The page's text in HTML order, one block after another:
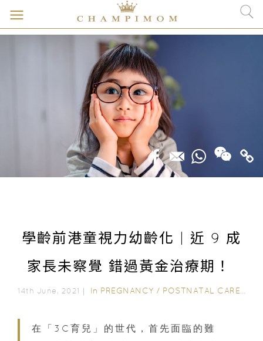
學齡前港童視力幼齡化 | 近 9 成
家長未察覺 錯過黃金治療期！
14th June, 2021｜ In PREGNANCY / POSTNATAL CARE
在「3C育兒」的世代，首先面臨的難